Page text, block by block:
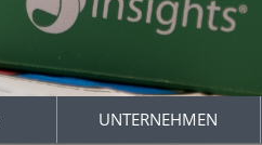
UNTERNEHMEN